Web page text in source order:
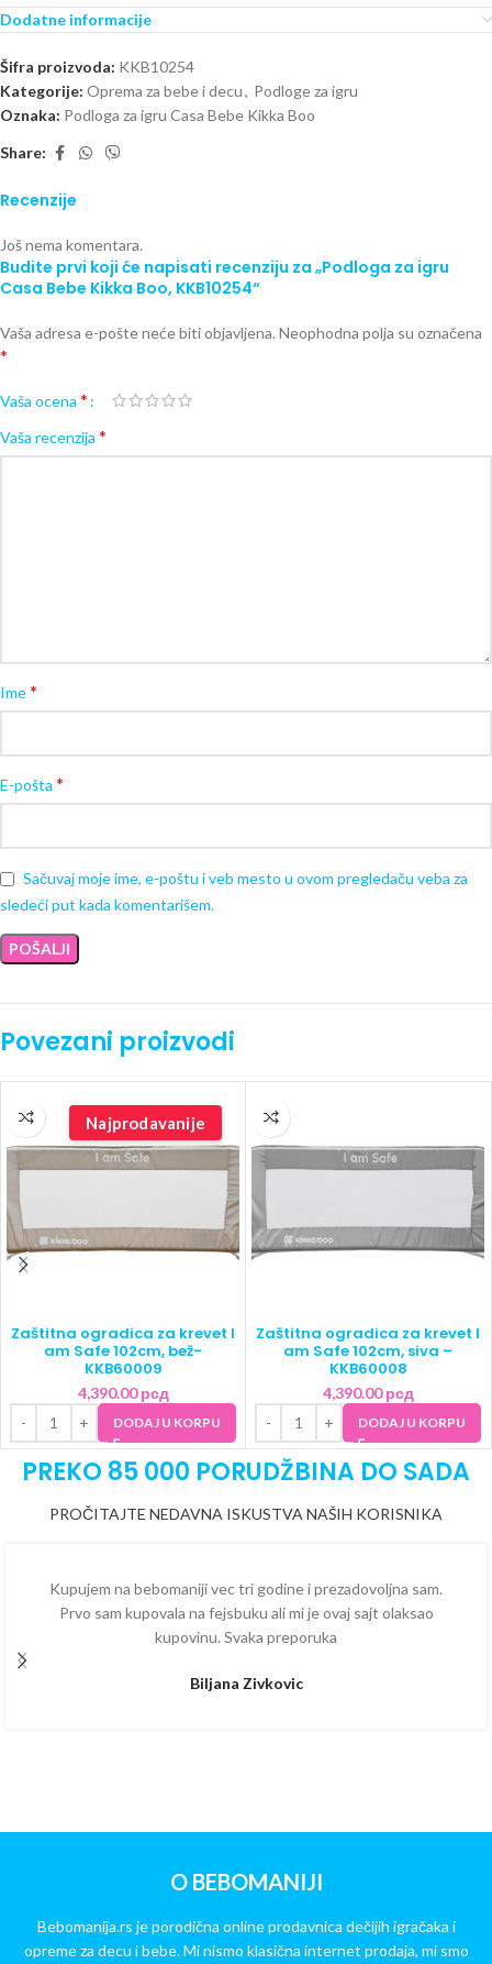
Dodatne informacije
Šifra proizvoda: KKB10254
Kategorije: Oprema za bebe i decu, Podloge za igru
Oznaka: Podloga za igru Casa Bebe Kikka Boo
Share:
Recenzije
Još nema komentara.
Budite prvi koji će napisati recenziju za „Podloga za igru
Casa Bebe Kikka Boo, KKB10254“
Vaša adresa e-pošte neće biti objavljena. Neophodna polja su označena
*
Vaša ocena *
Vaša recenzija *
Ime*
E-pošta *
Sačuvaj moje ime, e-poštu i veb mesto u ovom pregledaču veba za
sledeći put kada komentarišem.
Povezani proizvodi
Najprodavanije
Zaštitna ogradica za krevet I
am Safe 102cm, bež-
KKB60009
4,390.00рсд
DODAJ U KORPU
Zaštitna ogradica za krevet I
am Safe 102cm, siva –
KKB60008
4,390.00рсд
DODAJ U KORPU
PREKO 85 000 PORUDŽBINA DO SADA
PROČITAJTE NEDAVNA ISKUSTVA NAŠIH KORISNIKA
Kupujem na bebomaniji vec tri godine i prezadovoljna sam.
Prvo sam kupovala na fejsbuku ali mi je ovaj sajt olaksao
kupovinu. Svaka preporuka
Biljana Zivkovic
O BEBOMANIJI
Bebomanija.rs je porodična online prodavnica dečijih igračaka i
opreme za decu i bebe. Mi nismo klasična internet prodaja, mi smo